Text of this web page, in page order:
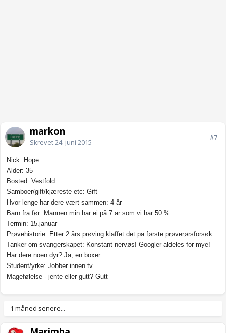
markon
Skrevet24. juni 2015
#7
Nick: Hope
Alder: 35
Bosted: Vestfold
Samboer/gift/kjæreste etc: Gift
Hvor lenge har dere vært sammen: 4 år
Barn fra før: Mannen min har ei på 7 år som vi har 50 %.
Termin: 15.januar
Prøvehistorie: Etter 2 års prøving klaffet det på første prøverørsforsøk.
Tanker om svangerskapet: Konstant nervøs! Googler aldeles for mye!
Har dere noen dyr? Ja, en boxer.
Student/yrke: Jobber innen tv.
Magefølelse - jente eller gutt? Gutt
1 måned senere...